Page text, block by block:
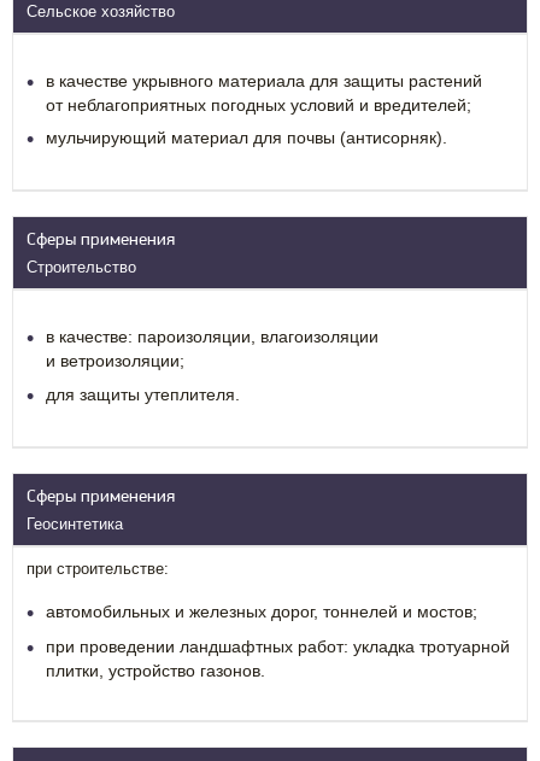
Сельское хозяйство
в качестве укрывного материала для защиты растений
от неблагоприятных погодных условий и вредителей;
мульчирующий материал для почвы (антисорняк).
Сферы применения
Строительство
в качестве: пароизоляции, влагоизоляции
и ветроизоляции;
для защиты утеплителя.
Сферы применения
Геосинтетика
при строительстве:
автомобильных и железных дорог, тоннелей и мостов;
при проведении ландшафтных работ: укладка тротуарной
плитки, устройство газонов.